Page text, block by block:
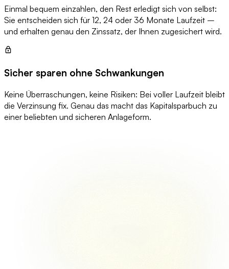
Einmal bequem einzahlen, den Rest erledigt sich von selbst:
Sie entscheiden sich für 12, 24 oder 36 Monate Laufzeit –
und erhalten genau den Zinssatz, der Ihnen zugesichert wird.
Sicher sparen ohne Schwankungen
Keine Überraschungen, keine Risiken: Bei voller Laufzeit bleibt
die Verzinsung fix. Genau das macht das Kapitalsparbuch zu
einer beliebten und sicheren Anlageform.